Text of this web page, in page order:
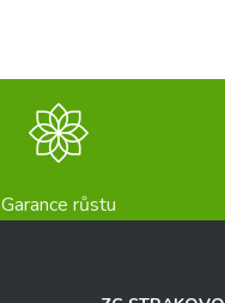
Garance růstu